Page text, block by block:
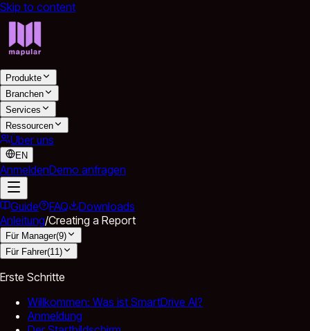
Skip to content
Produkte
Branchen
Services
Ressourcen
Über uns
EN
AnmeldenDemo anfragen
Guide FAQ
Downloads
Anleitung/Creating a Report
Für Manager(9)
Für Fahrer(11)
Erste Schritte
Willkommen: Was ist SmartDrive AI?
Anmeldung